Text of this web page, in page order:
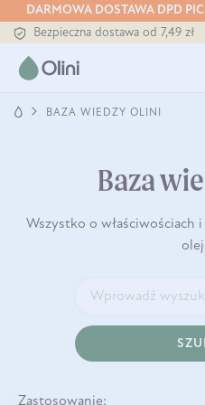
DARMOWA DOSTAWA DPD
Tłoczony zawsze na zimno
Bezpieczna dostawa od 7,49 zł
Tłoczony zawsze na zimno
BAZA WIEDZY OLINI
Baza
Wszystko o właściwościach
Zastosowanie: